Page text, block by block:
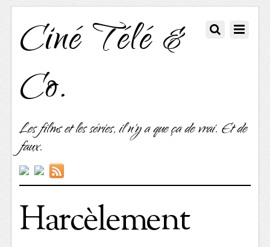
Ciné Télé &
Co.
Les films et les séries, il n'y a que ça de vrai. Et de
faux.
Harcèlement